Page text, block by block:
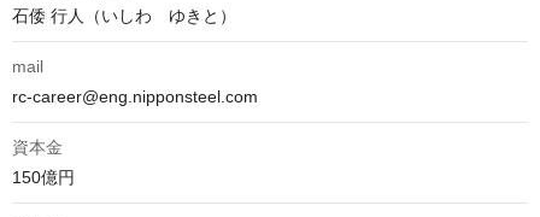
石倭 行人（いしわ　ゆきと）
mail
rc-career@eng.nipponsteel.com
資本金